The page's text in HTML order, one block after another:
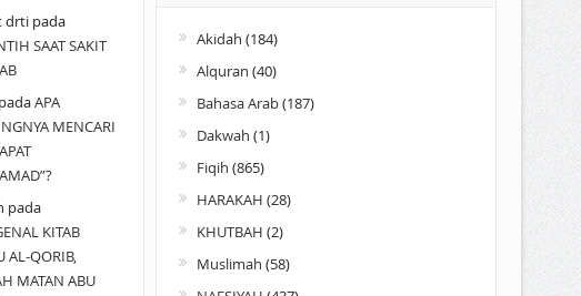
drtipada
SAAT SAKIT
APA
MENCARI
pada
KITAB
AL-QORIB,
MATAN ABU
Akidah (184)
Alquran (40)
Bahasa Arab(187)
Dakwah (1)
Fiqih (865)
HARAKAH (28)
KHUTBAH (2)
Muslimah (58)